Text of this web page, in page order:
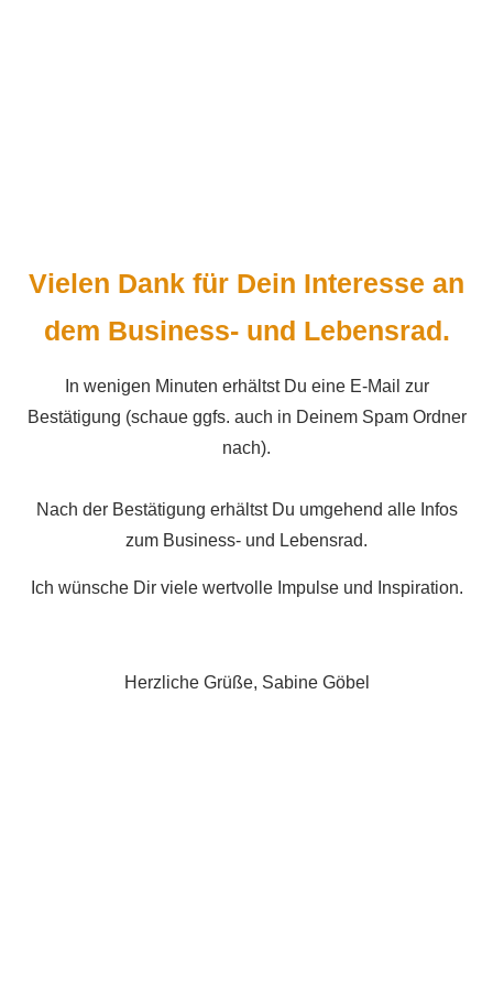
Vielen Dank für Dein Interesse an
dem Business- und Lebensrad.
In wenigen Minuten erhältst Du eine E-Mail zur
Bestätigung (schaue ggfs. auch in Deinem Spam Ordner
nach).
Nach der Bestätigung erhältst Du umgehend alle Infos
zum Business- und Lebensrad.
Ich wünsche Dir viele wertvolle Impulse und Inspiration.
Herzliche Grüße, Sabine Göbel